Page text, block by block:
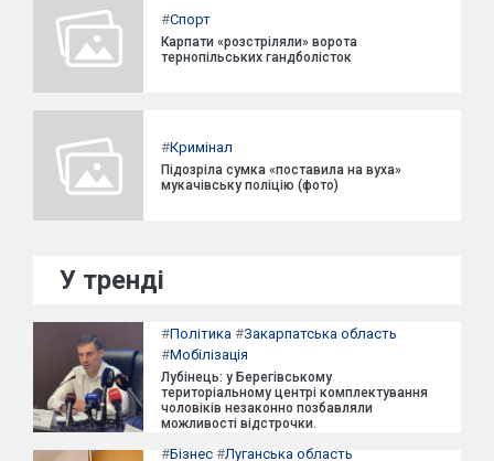
#Спорт
Карпати «розстріляли» ворота
тернопільських гандболісток
#Кримінал
Підозріла сумка «поставила на вуха»
мукачівську поліцію (фото)
У тренді
#Політика #Закарпатська область
#Мобілізація
Лубінець: у Берегівському
територіальному центрі комплектування
чоловіків незаконно позбавляли
можливості відстрочки.
#Бізнес #Луганська область